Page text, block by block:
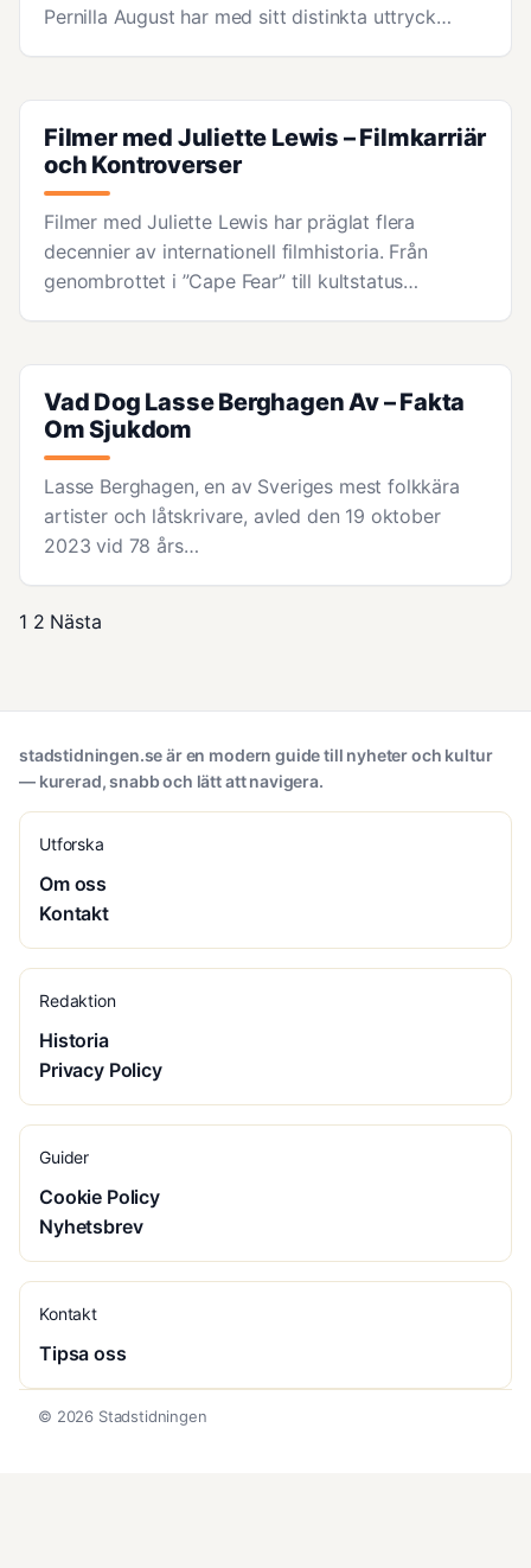
Pernilla August har med sitt distinkta uttryck…
Filmer med Juliette Lewis – Filmkarriär
och Kontroverser
Filmer med Juliette Lewis har präglat flera
decennier av internationell filmhistoria. Från
genombrottet i ”Cape Fear” till kultstatus…
Vad Dog Lasse Berghagen Av – Fakta
Om Sjukdom
Lasse Berghagen, en av Sveriges mest folkkära
artister och låtskrivare, avled den 19 oktober
2023 vid 78 års…
1 2 Nästa
stadstidningen.se är en modern guide till nyheter och kultur
— kurerad, snabb och lätt att navigera.
Utforska
Om oss
Kontakt
Redaktion
Historia
Privacy Policy
Guider
Cookie Policy
Nyhetsbrev
Kontakt
Tipsa oss
© 2026 Stadstidningen